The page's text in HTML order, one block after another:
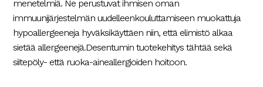
menetelmiä. Ne perustuvat ihmisen oman
immuunijärjestelmän uudelleenkouluttamiseen muokattuja
hypoallergeeneja hyväksikäyttäen niin, että elimistö alkaa
sietää allergeenejä.Desentumin tuotekehitys tähtää sekä
siitepöly- että ruoka-aineallergioiden hoitoon.